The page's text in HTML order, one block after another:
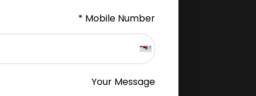
Mobile Number *
Your Message